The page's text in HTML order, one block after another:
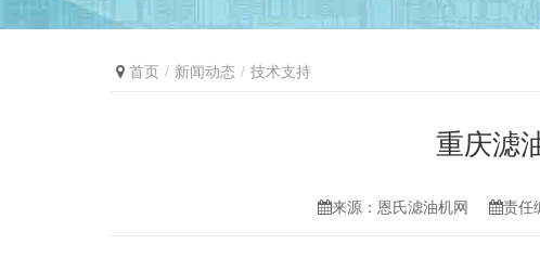
首页 新闻动态 技术支持
重庆滤
来源：恩氏滤油机网 责任